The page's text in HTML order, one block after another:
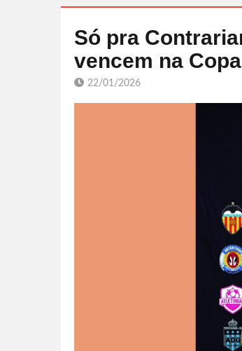
Só pra
vencem na
22/01/2026